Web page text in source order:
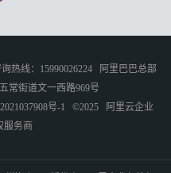
热线：15990026224
阿里巴巴总部
常街道文一西路969号
号-1 ©2025
阿里云企业
服务商